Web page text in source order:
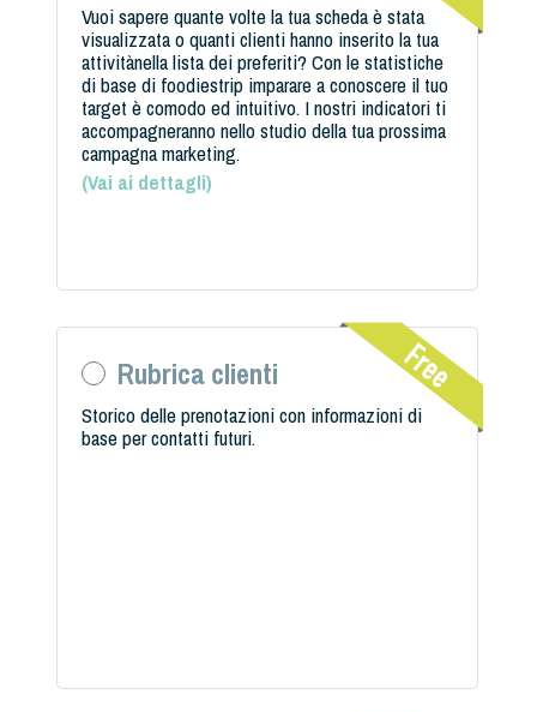
Vuoi sapere quante volte la tua scheda è stata
visualizzata o quanti clienti hanno inserito la tua
attivitànella lista dei preferiti? Con le statistiche
di base di foodiestrip imparare a conoscere il tuo
target è comodo ed intuitivo. I nostri indicatori ti
accompagneranno nello studio della tua prossima
campagna marketing.
(Vai ai dettagli)
Rubrica clienti
Storico delle prenotazioni con informazioni di
base per contatti futuri.